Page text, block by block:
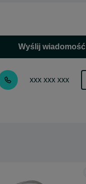
Wyślij wiadomość
xxx xxx xxx